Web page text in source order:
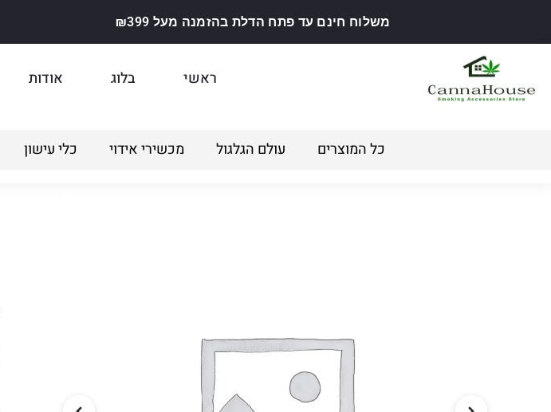
משלוח חינם עד פתח הדלת בהזמנה מעל ₪399
ראשי בלוג אודות
כל המוצרים עולם הגלגול מכשירי אידוי כלי עישון